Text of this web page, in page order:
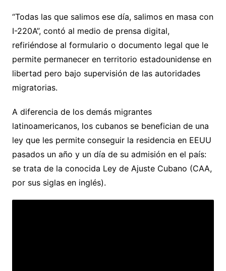
“Todas las que salimos ese día, salimos en masa con
I-220A”, contó al medio de prensa digital,
refiriéndose al formulario o documento legal que le
permite permanecer en territorio estadounidense en
libertad pero bajo supervisión de las autoridades
migratorias.
A diferencia de los demás migrantes
latinoamericanos, los cubanos se benefician de una
ley que les permite conseguir la residencia en EEUU
pasados un año y un día de su admisión en el país:
se trata de la conocida Ley de Ajuste Cubano (CAA,
por sus siglas en inglés).